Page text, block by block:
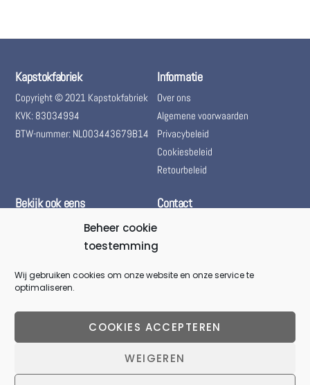
Beheer cookie
toestemming
Wij gebruiken cookies om onze website en onze service te
optimaliseren.
COOKIES ACCEPTEREN
WEIGEREN
Kapstokfabriek
Copyright © 2021 Kapstokfabriek
KVK: 83034994
BTW-nummer: NL003443679B14
Informatie
Over ons
Algemene voorwaarden
Privacybeleid
Cookiesbeleid
Retourbeleid
Bekijk ook eens
Bol.com – Kapstokfabriek
Marktplaats – Kapstokfabriek
Contact
Waleplein 23291 CZ Strijen,
Hoeksche Waard, Zuid-
Gesloten voor onbepaalde